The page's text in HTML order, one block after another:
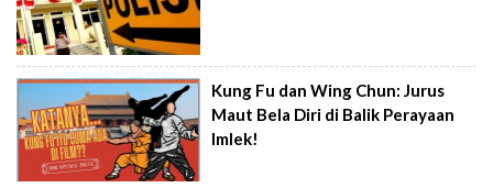
Kung Fu dan Wing Chun: Jurus
Maut Bela Diri di Balik Perayaan
Imlek!